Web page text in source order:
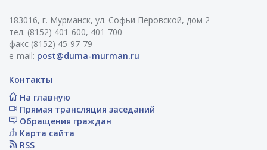
183016, г. Мурманск, ул. Софьи Перовской, дом 2
тел. (8152) 401-600, 401-700
факс (8152) 45-97-79
e-mail: post@duma-murman.ru
Контакты
На главную
Прямая трансляция заседаний
Обращения граждан
Карта сайта
RSS